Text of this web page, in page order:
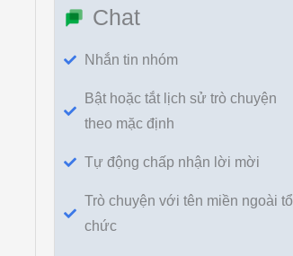
Chat
Nhắn tin nhóm
Bật hoặc tắt lịch sử trò chuyện
theo mặc định
Tự động chấp nhận lời mời
Trò chuyện với tên miền ngoài tổ
chức